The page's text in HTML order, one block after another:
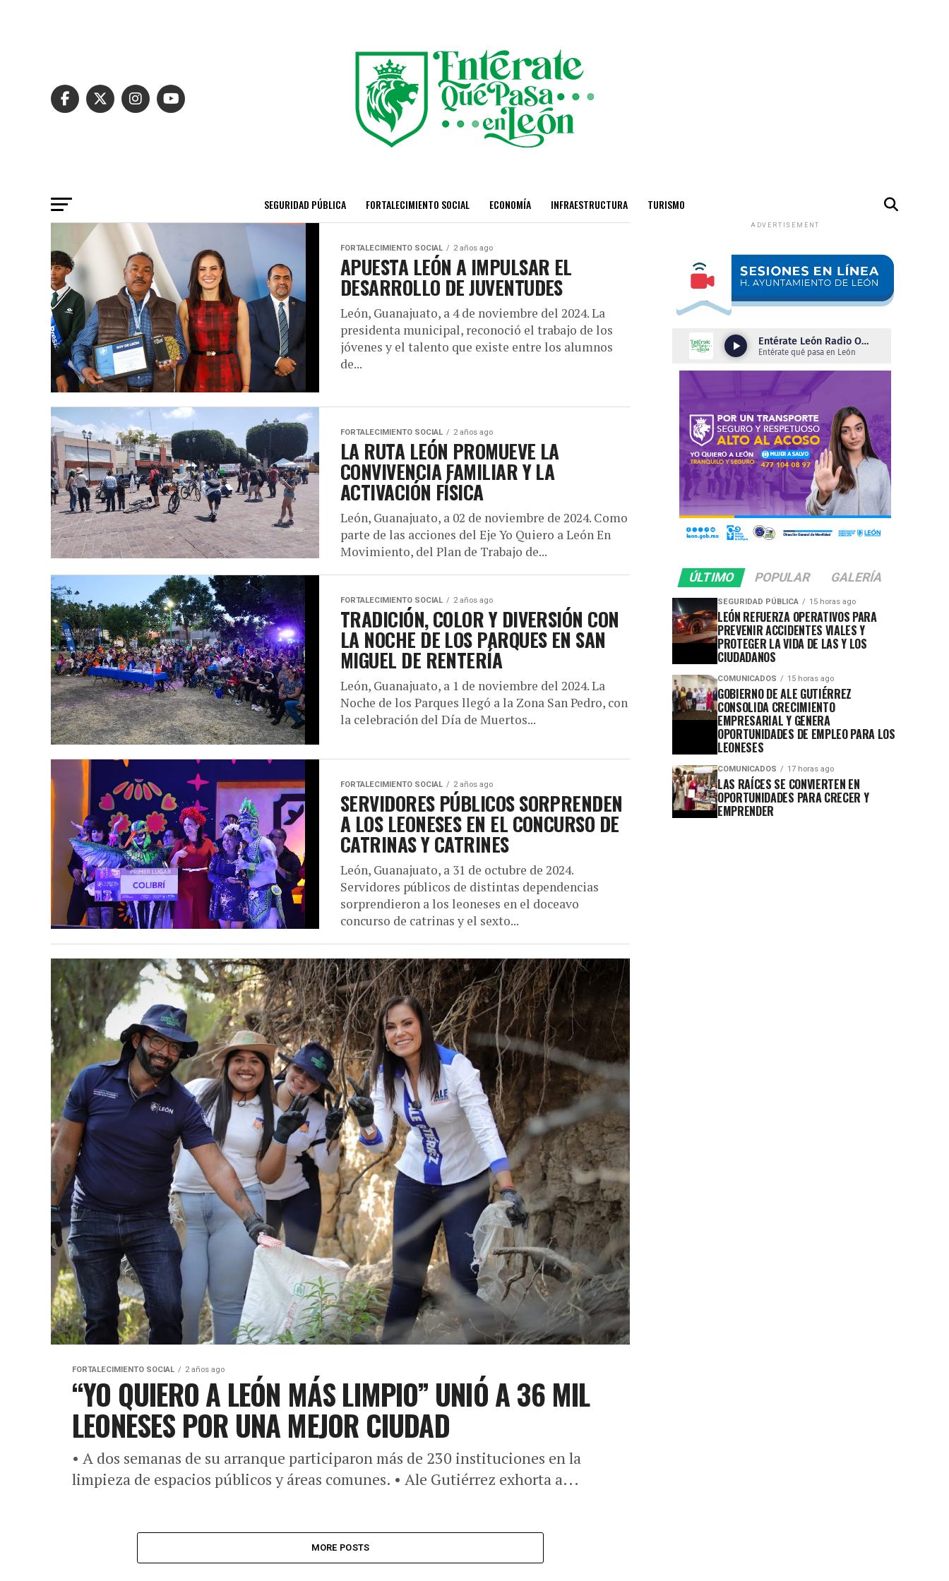
SEGURIDAD PÚBLICA FORTALECIMIENTO SOCIAL ECONOMÍA INFRAESTRUCTURA TURISMO
FORTALECIMIENTO SOCIAL 2 años ago
APUESTA LEÓN A IMPULSAR EL
DESARROLLO DE JUVENTUDES
León, Guanajuato, a 4 de noviembre del 2024. La
presidenta municipal, reconoció el trabajo de los
jóvenes y el talento que existe entre los alumnos
de...
FORTALECIMIENTO SOCIAL 2 años ago
LA RUTA LEÓN PROMUEVE LA
CONVIVENCIA FAMILIAR Y LA
ACTIVACIÓN FÍSICA
León, Guanajuato, a 02 de noviembre de 2024. Como
parte de las acciones del Eje Yo Quiero a León En
Movimiento, del Plan de Trabajo de...
FORTALECIMIENTO SOCIAL 2 años ago
TRADICIÓN, COLOR Y DIVERSIÓN CON
LA NOCHE DE LOS PARQUES EN SAN
MIGUEL DE RENTERÍA
León, Guanajuato, a 1 de noviembre del 2024. La
Noche de los Parques llegó a la Zona San Pedro, con
la celebración del Día de Muertos...
FORTALECIMIENTO SOCIAL 2 años ago
SERVIDORES PÚBLICOS SORPRENDEN
A LOS LEONESES EN EL CONCURSO DE
CATRINAS Y CATRINES
León, Guanajuato, a 31 de octubre de 2024.
Servidores públicos de distintas dependencias
sorprendieron a los leoneses en el doceavo
concurso de catrinas y el sexto...
FORTALECIMIENTO SOCIAL 2 años ago
“YO QUIERO A LEÓN MÁS LIMPIO” UNIÓ A 36 MIL
LEONESES POR UNA MEJOR CIUDAD
• A dos semanas de su arranque participaron más de 230 instituciones en la
limpieza de espacios públicos y áreas comunes. • Ale Gutiérrez exhorta a...
MORE POSTS
ADVERTISEMENT
ÚLTIMO POPULAR GALERÍA
SEGURIDAD PÚBLICA 15 horas ago
LEÓN REFUERZA OPERATIVOS PARA
PREVENIR ACCIDENTES VIALES Y
PROTEGER LA VIDA DE LAS Y LOS
CIUDADANOS
COMUNICADOS 15 horas ago
GOBIERNO DE ALE GUTIÉRREZ
CONSOLIDA CRECIMIENTO
EMPRESARIAL Y GENERA
OPORTUNIDADES DE EMPLEO PARA LOS
LEONESES
COMUNICADOS 17 horas ago
LAS RAÍCES SE CONVIERTEN EN
OPORTUNIDADES PARA CRECER Y
EMPRENDER